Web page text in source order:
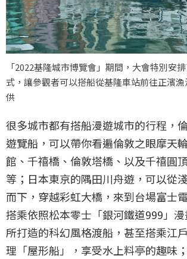
「2022基隆城市博覽會」期間，大會特別安
式，讓參觀者可以搭船從基隆車站前往正濱
供
很多城市都有搭船漫遊城市的行程，
遊覽船，可以帶你看遍倫敦之眼摩天
館、千禧橋、倫敦塔橋、以及千禧圓
等；日本東京的隅田川舟遊，可以從
而下，穿越彩虹大橋，來到台場富士
搭乘依照松本零士「銀河鐵道999」漫
所打造的科幻風格渡船，甚至搭乘江
理「屋形船」，享受水上料亭的趣味